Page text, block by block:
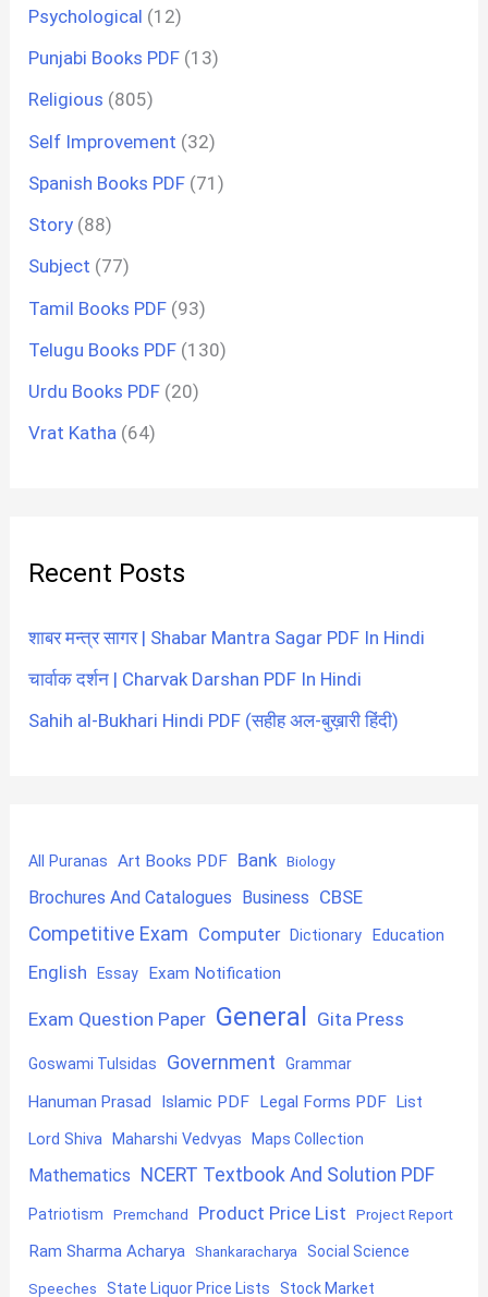
Psychological (12)
Punjabi Books PDF (13)
Religious (805)
Self Improvement (32)
Spanish Books PDF (71)
Story (88)
Subject (77)
Tamil Books PDF (93)
Telugu Books PDF (130)
Urdu Books PDF (20)
Vrat Katha (64)
Recent Posts
शाबर मन्त्र सागर | Shabar Mantra Sagar PDF In Hindi
चार्वाक दर्शन | Charvak Darshan PDF In Hindi
Sahih al-Bukhari Hindi PDF (सहीह अल-बुख़ारी हिंदी)
All Puranas Art Books PDF Bank Biology
Brochures And Catalogues Business CBSE
Competitive Exam Computer Dictionary Education
English Essay Exam Notification
Exam Question Paper General Gita Press
Goswami Tulsidas Government Grammar
Hanuman Prasad Islamic PDF Legal Forms PDF List
Lord Shiva Maharshi Vedvyas Maps Collection
Mathematics NCERT Textbook And Solution PDF
Patriotism Premchand Product Price List Project Report
Ram Sharma Acharya Shankaracharya Social Science
Speeches State Liquor Price Lists Stock Market